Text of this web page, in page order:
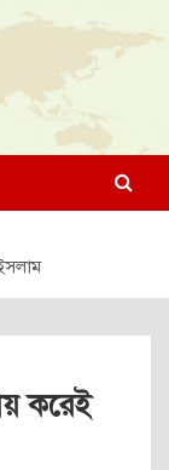
করেই